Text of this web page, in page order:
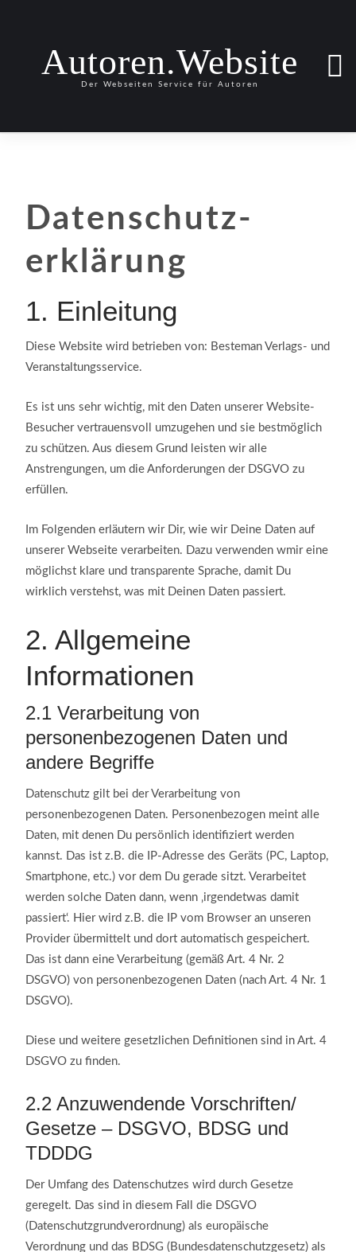
Autoren.Website
Der Webseiten Service für Autoren
Datenschutz­
erklärung
1. Einleitung
Diese Website wird betrieben von: Besteman Verlags- und
Veranstaltungsservice.
Es ist uns sehr wichtig, mit den Daten unserer Website-
Besucher vertrauensvoll umzugehen und sie bestmöglich
zu schützen. Aus diesem Grund leisten wir alle
Anstrengungen, um die Anforderungen der DSGVO zu
erfüllen.
Im Folgenden erläutern wir Dir, wie wir Deine Daten auf
unserer Webseite verarbeiten. Dazu verwenden wmir eine
möglichst klare und transparente Sprache, damit Du
wirklich verstehst, was mit Deinen Daten passiert.
2. Allgemeine
Informationen
2.1 Verarbeitung von
personenbezogenen Daten und
andere Begriffe
Datenschutz gilt bei der Verarbeitung von
personenbezogenen Daten. Personenbezogen meint alle
Daten, mit denen Du persönlich identifiziert werden
kannst. Das ist z.B. die IP-Adresse des Geräts (PC, Laptop,
Smartphone, etc.) vor dem Du gerade sitzt. Verarbeitet
werden solche Daten dann, wenn ‚irgendetwas damit
passiert‘. Hier wird z.B. die IP vom Browser an unseren
Provider übermittelt und dort automatisch gespeichert.
Das ist dann eine Verarbeitung (gemäß Art. 4 Nr. 2
DSGVO) von personenbezogenen Daten (nach Art. 4 Nr. 1
DSGVO).
Diese und weitere gesetzlichen Definitionen sind in Art. 4
DSGVO zu finden.
2.2 Anzuwendende Vorschriften/
Gesetze – DSGVO, BDSG und
TDDDG
Der Umfang des Datenschutzes wird durch Gesetze
geregelt. Das sind in diesem Fall die DSGVO
(Datenschutzgrundverordnung) als europäische
Verordnung und das BDSG (Bundesdatenschutzgesetz) als